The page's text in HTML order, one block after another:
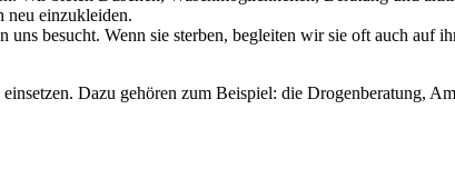
neu einzukleiden.
besucht. Wenn sie sterben, begleiten wir sie oft auch auf
Dazu gehören zum Beispiel: die Drogenberatung,